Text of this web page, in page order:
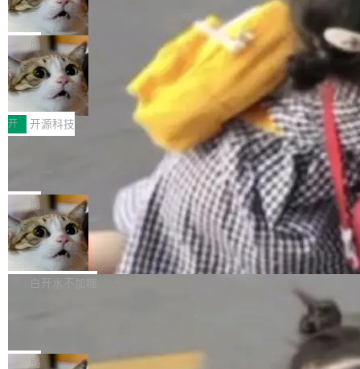
（<a href="https://bugzilla.mozilla.org/show_
bug.cgi?id=204...
orkers 跑了十年 Isolate。用 CEO Matthew Pri
nce 的话说：「我们一生都在用 Isolate 运行代
码，而 AI Agent 不需要容器，它们需要的是 Iso
late。」 容器为什么不合适 容器的问题在于启动
和销毁都太重了。一个 Agent 要执行的任务可能
只需要几毫秒的 CPU 时间，但容器从冷启动到
就绪要花数秒。如果未来有十...
诉讼，称“Apple is getting this wron
g”
上个月，苹果一纸诉状把 OpenAI 告上法庭，指
控其挖角苹果前员工并窃取商业秘密。苹果的诉
状把 OpenAI 描述成一个系统性地从前东家挖
人、套取机密信息的对手。 OpenAI 没发律师
函，也没选择庭外沉默。它在官网贴了一篇博
文，标题只有六个字：Apple is getting this wro
ng。 然后，它把邮件往来和 iMessage 聊天记
录全贴了出来。 他发错人了 苹果外部律师 Gabr
iel Gross 来自 Weil 律所，2 月 23 日下午 5:53
给 OpenAI 总法律顾问 Che Chang 发了封邮
件，附了一封长信，要求 OpenAI 配合调查前苹
果员工带走机密信...
局
HUAWEI MatePad Edge上架WorkBu
ddy鸿蒙PC版，说话就能干活的AI办公
搭子
全能AI工作台WorkBuddy鸿蒙PC版上架HUAWE
I MatePad Edge应用市场，直接下载即可使
用，与鸿蒙电脑上的体验一致。值得一提的是，
这是目前市面上唯一支持平板接入WorkBuddy P
C版的产品，搭载“人机双写”重磅功能——你写
你的，AI写AI的，同屏协作互不干扰。一句话让
AI帮你干活，现在开启全新体验！ 温馨提示：
体验WorkBuddy鸿蒙PC版前，请将 HUAWEI M
atePad Edge 升级至 HarmonyOS 6.1.0.135S
P9 patch03及以上版本。 *升级路径：设置 > 搜
开 开源科技
FFmpeg 9.0 发布：代号“Lei”，以此纪
全球知名开源多媒体框架 FFmpeg 今天正式发
布了 9.0 版本。这个版本除了带来新一代音视频
处理能力和硬件加速支持之外，还有一个特殊之
处：FFmpeg 9.0 的代号是“Lei”。 这个名字，
来自中国开发者雷霄骅（Lei Xiaohua）。 对于
很多中国音视频开发者而言，这个名字并不陌
“启蒙老师”。 而今年，恰好是雷霄骅离世十周
局
亚马逊成本失控：AI 写代码烧掉 1215
万元，超预算 860%
外媒近日曝光了亚马逊的多份内部报告显示，AI
导致公司在多个项目上超支。《金融时报》报道
编写程序，目标是完成电商平台作者信息与商品
白开水不加糖
e CEO Clément Delangue 在 CNBC 的采访里
局